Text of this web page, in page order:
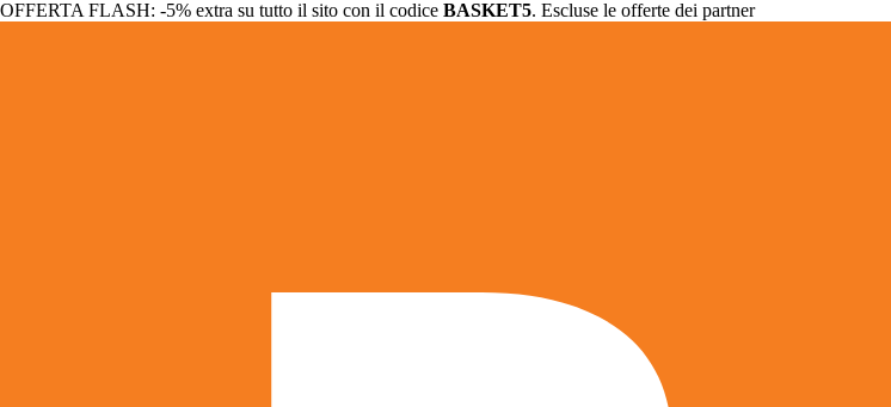
OFFERTA FLASH: -5% extra su tutto il sito con il codice BASKET5. Escluse le offerte dei partner